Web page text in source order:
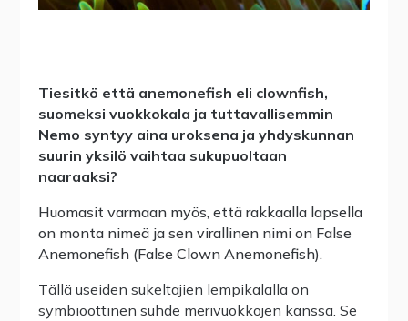
Tiesitkö että anemonefish eli clownfish,
suomeksi vuokkokala ja tuttavallisemmin
Nemo syntyy aina uroksena ja yhdyskunnan
suurin yksilö vaihtaa sukupuoltaan
naaraaksi?
Huomasit varmaan myös, että rakkaalla lapsella
on monta nimeä ja sen virallinen nimi on False
Anemonefish (False Clown Anemonefish).
Tällä useiden sukeltajien lempikalalla on
symbioottinen suhde merivuokkojen kanssa. Se